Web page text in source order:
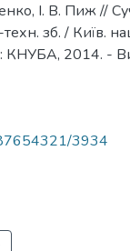
І. В. Пиж //
зб. / Київ.
: КНУБА, 2014. -
3934